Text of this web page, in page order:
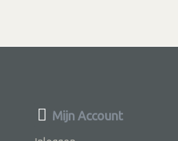
Mijn Account